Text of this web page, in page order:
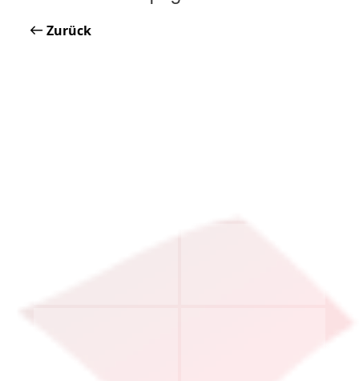
Zurück